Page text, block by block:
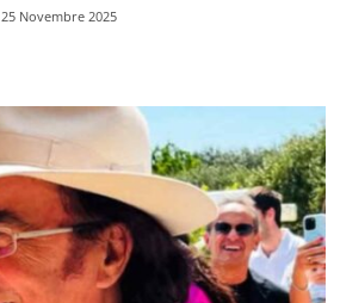
25 Novembre 2025